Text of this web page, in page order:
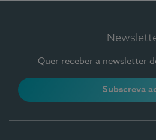
Quer receber a newsletter
Subscreva